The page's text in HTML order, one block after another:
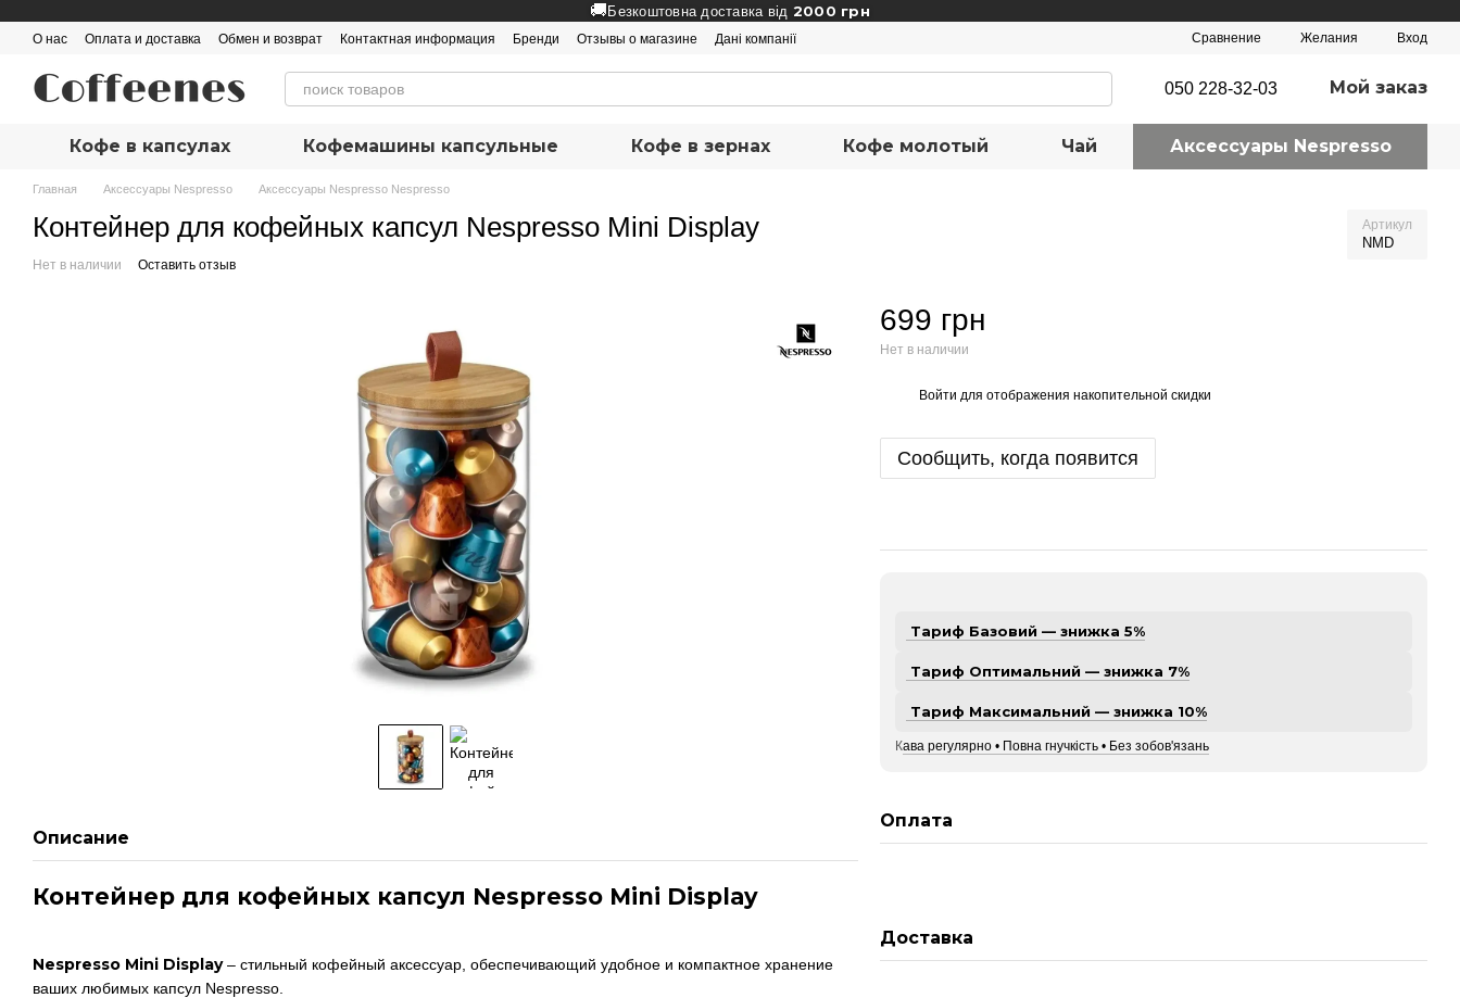
🚚Безкоштовна доставка від 2000 грн
О нас Оплата и доставка Обмен и возврат Контактная информация Бренди Отзывы о магазине Дані компанії Сравнение Желания Вход
050 228-32-03 Мой заказ
Кофе в капсулах Кофемашины капсульные Кофе в зернах Кофе молотый Чай Аксеcсуары Nespresso
Главная Аксеcсуары Nespresso Аксеcсуары Nespresso Nespresso
Контейнер для кофейных капсул Nespresso Mini Display Артикул
NMD
Нет в наличии Оставить отзыв
Описание
Контейнер для кофейных капсул Nespresso Mini Display
Nespresso Mini Display– стильный кофейный аксессуар, обеспечивающий удобное и компактное хранение
ваших любимых капсул Nespresso.
699 грн
Нет в наличии
Войти для отображения накопительной скидки
Сообщить, когда появится
Тариф Базовий — знижка 5%
Тариф Оптимальний — знижка 7%
Тариф Максимальний — знижка 10%
Кава регулярно • Повна гнучкість • Без зобов'язань
Оплата
Доставка